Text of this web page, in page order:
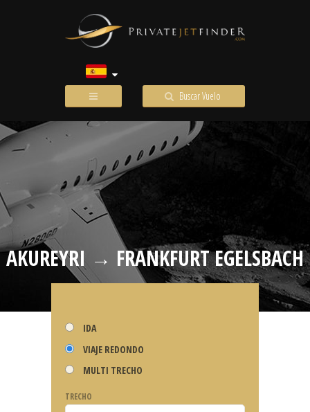
Buscar Vuelo
AKUREYRI → FRANKFURT EGELSBACH
IDA
VIAJE REDONDO
MULTI TRECHO
TRECHO